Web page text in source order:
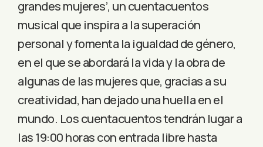
grandes mujeres’, un cuentacuentos
musical que inspira a la superación
personal y fomenta la igualdad de género,
en el que se abordará la vida y la obra de
algunas de las mujeres que, gracias a su
creatividad, han dejado una huella en el
mundo. Los cuentacuentos tendrán lugar a
las 19:00 horas con entrada libre hasta